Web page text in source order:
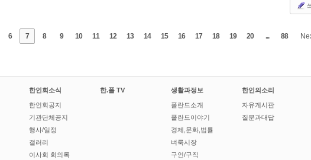
6 7 8 9 10 11 12 13 14 15 16 17 18 19 20 ... 88
한인회소식
한인회공지
기관단체공지
행사/일정
갤러리
이사회 회의록
한.폴 TV 생활과정보
폴란드소개
폴란드이야기
경제,문화,법률
벼룩시장
구인/구직
한인의소리
자유게시판
질문과대답